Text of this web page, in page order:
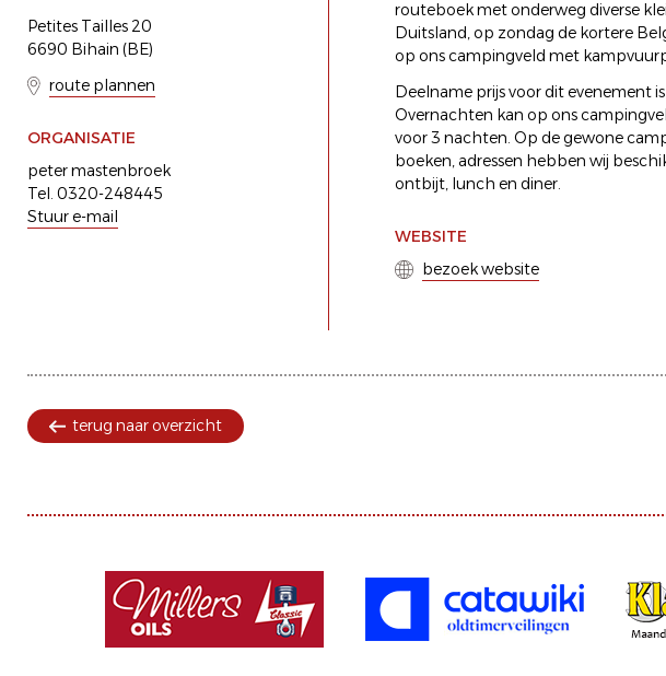
Petites Tailles 20
6690 Bihain (BE)
route plannen
ORGANISATIE
peter mastenbroek
Tel. 0320-248445
Stuur e-mail
routeboek met onderweg diverse
Duitsland, op zondag de kortere
op ons campingveld met
Deelname prijs voor dit evenement
Overnachten kan op ons
voor 3 nachten. Op de gewone
boeken, adressen hebben wij
ontbijt, lunch en diner.
WEBSITE
bezoek website
terug naar overzicht